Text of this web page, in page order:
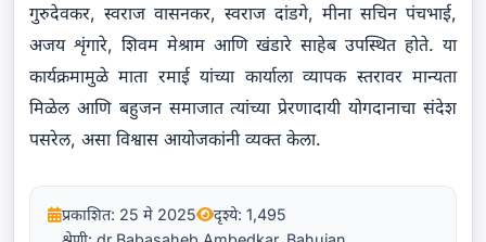
गुरुदेवकर, स्वराज वासनकर, स्वराज दांडगे, मीना सचिन पंचभाई,
अजय शृंगारे, शिवम मेश्राम आणि खंडारे साहेब उपस्थित होते. या
कार्यक्रमामुळे माता रमाई यांच्या कार्याला व्यापक स्तरावर मान्यता
मिळेल आणि बहुजन समाजात त्यांच्या प्रेरणादायी योगदानाचा संदेश
पसरेल, असा विश्वास आयोजकांनी व्यक्त केला.
प्रकाशित: 25 मे 2025
दृश्ये: 1,495